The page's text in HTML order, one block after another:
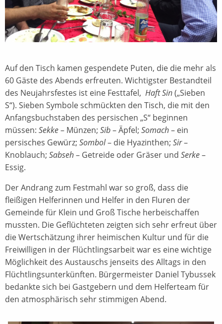
Auf den Tisch kamen gespendete Puten, die die mehr als
60 Gäste des Abends erfreuten. Wichtigster Bestandteil
des Neujahrsfestes ist eine Festtafel, Haft Sin(„Sieben
S“). Sieben Symbole schmückten den Tisch, die mit den
Anfangsbuchstaben des persischen „S“ beginnen
müssen: Sekke– Münzen; Sib– Äpfel; Somach– ein
persisches Gewürz; Sombol– die Hyazinthen; Sir–
Knoblauch; Sabseh– Getreide oder Gräser und Serke–
Essig.
Der Andrang zum Festmahl war so groß, dass die
fleißigen Helferinnen und Helfer in den Fluren der
Gemeinde für Klein und Groß Tische herbeischaffen
mussten. Die Geflüchteten zeigten sich sehr erfreut über
die Wertschätzung ihrer heimischen Kultur und für die
Freiwilligen in der Flüchtlingsarbeit war es eine wichtige
Möglichkeit des Austauschs jenseits des Alltags in den
Flüchtlingsunterkünften. Bürgermeister Daniel Tybussek
bedankte sich bei Gastgebern und dem Helferteam für
den atmosphärisch sehr stimmigen Abend.